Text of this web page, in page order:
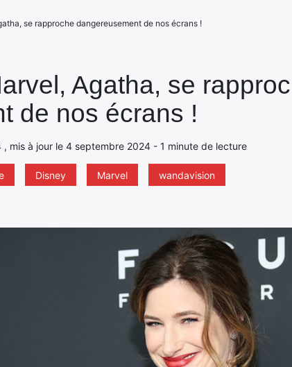
Agatha, se
de nos écrans !
mis à jour le 4 septembre 2024 - 1 minute de lecture
Disney Marvel wandavision
se rapproche dangereusement de nos écrans !